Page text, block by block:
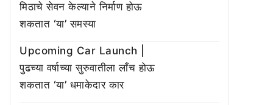
मिठाचे सेवन केल्याने निर्माण होऊ
शकतात ‘या’ समस्या
Upcoming Car Launch |
पुढच्या वर्षाच्या सुरुवातीला लाँच होऊ
शकतात ‘या’ धमाकेदार कार